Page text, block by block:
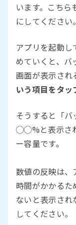
います。こちら
にしてください。
アプリを起動し
めていくと、バ
画面が表示され
いう項目をタッ
そうすると「
◯◯%と表示さ
ー容量です。
数値の反映は、
時間がかかる
ないと表示され
してください。